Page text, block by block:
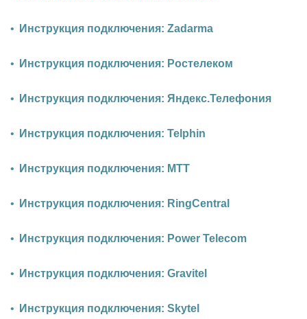
Инструкция подключения: Zadarma
Инструкция подключения: Ростелеком
Инструкция подключения: Яндекс.Телефония
Инструкция подключения: Telphin
Инструкция подключения: МТТ
Инструкция подключения: RingCentral
Инструкция подключения: Power Telecom
Инструкция подключения: Gravitel
Инструкция подключения: Skytel